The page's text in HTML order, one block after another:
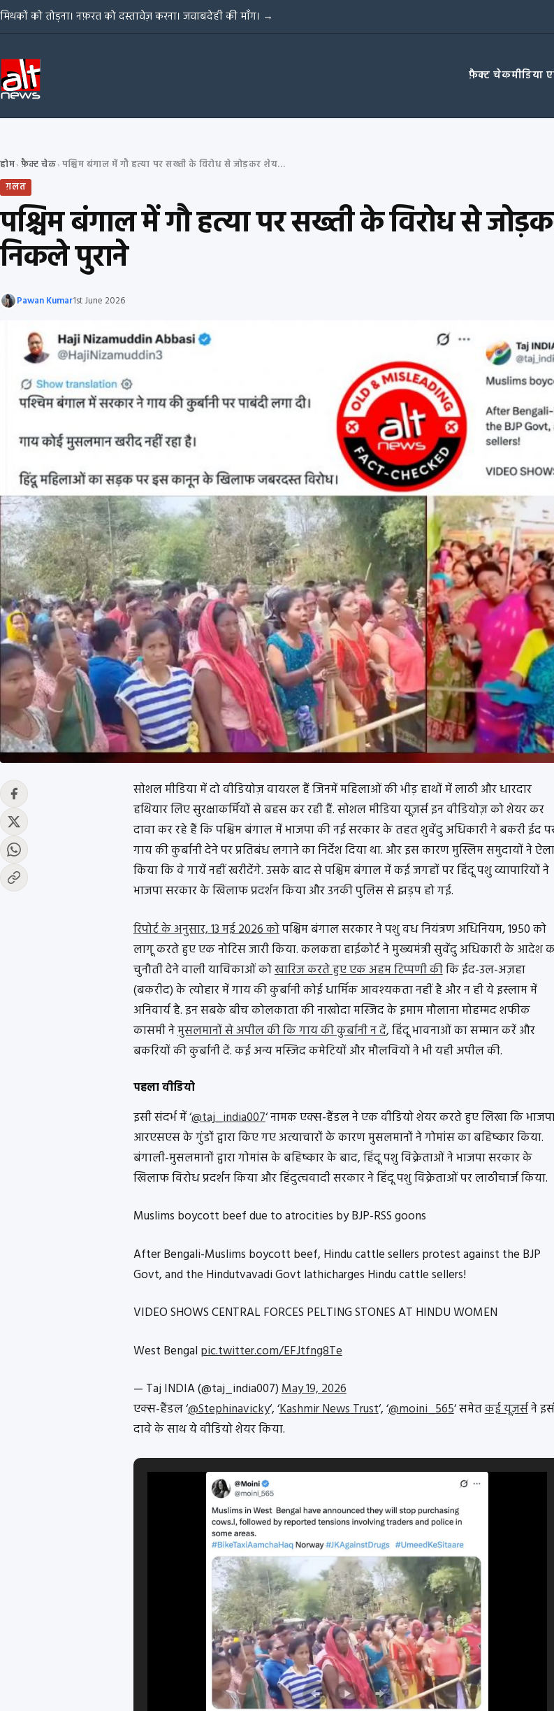
Skip to content
मिथकों को तोड़ना। नफ़रत को दस्तावेज़ करना। जवाबदेही की माँग। →
फ़ैक्ट चेकमीडिया
होम› फ़ैक्ट चेक›
पश्चिम बंगाल में गौ हत्या पर सख्ती के विरोध से जोड़कर शेयर हो रहे दोनों वीडियोज़ निकले पुराने
ग़लत
पश्चिम बंगाल में गौ हत्या पर सख्ती के विरोध से
निकले पुराने
Pawan Kumar1st June 2026
सोशल मीडिया में दो वीडियोज़ वायरल हैं जिनमें महिलाओं की भीड़ हाथों में लाठी और धारदार
हथियार लिए सुरक्षाकर्मियों से बहस कर रही हैं. सोशल मीडिया यूज़र्स इन वीडियोज़ को शेयर कर
दावा कर रहे हैं कि पश्चिम बंगाल में भाजपा की नई सरकार के तहत शुवेंदु अधिकारी ने बकरी ईद
गाय की कुर्बानी देने पर प्रतिबंध लगाने का निर्देश दिया था. और इस कारण मुस्लिम समुदायों ने
किया कि वे गायें नहीं खरीदेंगे. उसके बाद से पश्चिम बंगाल में कई जगहों पर हिंदू पशु व्यापारियों ने
भाजपा सरकार के खिलाफ प्रदर्शन किया और उनकी पुलिस से झड़प हो गई.
रिपोर्ट के अनुसार, 13 मई 2026 कोपश्चिम बंगाल सरकार ने पशु वध नियंत्रण अधिनियम, 1950 को
लागू करते हुए एक नोटिस जारी किया. कलकत्ता हाईकोर्ट ने मुख्यमंत्री सुवेंदु अधिकारी के आदेश
चुनौती देने वाली याचिकाओं कोखारिज करते हुए एक अहम टिप्पणी कीकि ईद-उल-अज़हा
(बकरीद) के त्योहार में गाय की कुर्बानी कोई धार्मिक आवश्यकता नहीं है और न ही ये इस्लाम में
अनिवार्य है. इन सबके बीच कोलकाता की नाखोदा मस्जिद के इमाम मौलाना मोहम्मद शफीक
कासमी नेमुसलमानों से अपील की कि गाय की कुर्बानी न दें, हिंदू भावनाओं का सम्मान करें और
बकरियों की कुर्बानी दें. कई अन्य मस्जिद कमेटियों और मौलवियों ने भी यही अपील की.
पहला वीडियो
इसी संदर्भ में ‘@taj_india007‘ नामक एक्स-हैंडल ने एक वीडियो शेयर करते हुए लिखा कि
आरएसएस के गुंडों द्वारा किए गए अत्याचारों के कारण मुसलमानों ने गोमांस का बहिष्कार किया.
बंगाली-मुसलमानों द्वारा गोमांस के बहिष्कार के बाद, हिंदू पशु विक्रेताओं ने भाजपा सरकार के
खिलाफ विरोध प्रदर्शन किया और हिंदुत्ववादी सरकार ने हिंदू पशु विक्रेताओं पर लाठीचार्ज किया.
Muslims boycott beef due to atrocities by BJP-RSS goons
After Bengali-Muslims boycott beef, Hindu cattle sellers protest against the BJP
Govt, and the Hindutvavadi Govt lathicharges Hindu cattle sellers!
VIDEO SHOWS CENTRAL FORCES PELTING STONES AT HINDU WOMEN
West Bengalpic.twitter.com/EFJtfng8Te
— Taj INDIA (@taj_india007)May 19, 2026
एक्स-हैंडल ‘@Stephinavicky‘, ‘Kashmir News Trust‘, ‘@moini_565‘ समेतकई यूज़र्सने
दावे के साथ ये वीडियो शेयर किया.